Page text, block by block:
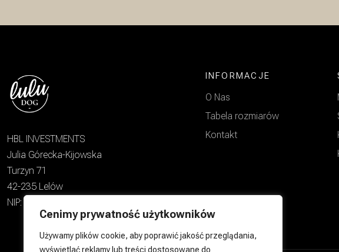
Cenimy prywatność użytkowników
Używamy plików cookie, aby poprawić jakość przeglądania,
wyświetlać reklamy lub treści dostosowane do
HBL INVESTMENTS
Julia Górecka-Kijowska
Turzyn 71
42-235 Lelów
NIP: 6462972634
INFORMACJE
O Nas
Tabela rozmiarów
Kontakt